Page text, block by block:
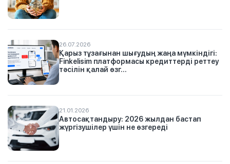
26.07.2026
Қарыз тұзағынан шығудың жаңа мүмкіндігі:
Finkelisim платформасы кредиттерді реттеу
тәсілін қалай өзг...
21.01.2026
Автосақтандыру: 2026 жылдан бастап
жүргізушілер үшін не өзгереді